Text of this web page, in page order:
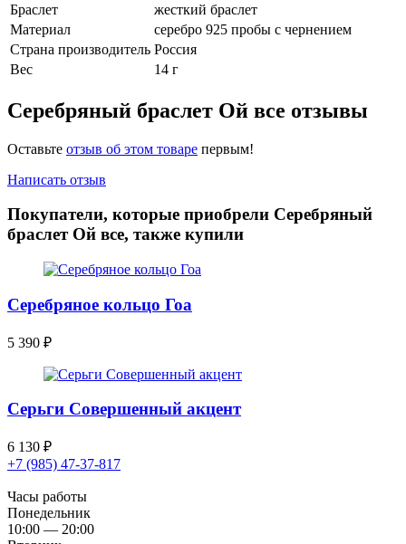
Браслет
жесткий браслет
Материал
серебро 925 пробы с чернением
Страна производитель Россия
Вес
14 г
Серебряный браслет Ой все отзывы
Оставьте отзыв об этом товаре первым!
Написать отзыв
Покупатели, которые приобрели Серебряный
браслет Ой все, также купили
Серебряное кольцо Гоа
5 390 ₽
Серьги Совершенный акцент
6 130 ₽
+7 (985) 47-37-817
Часы работы
Понедельник
10:00 — 20:00